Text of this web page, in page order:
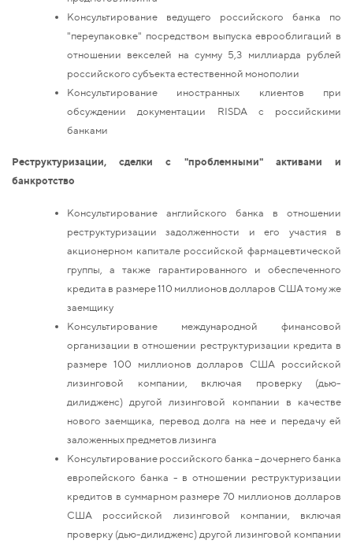
Консультирование ведущего российского банка по
"переупаковке" посредством выпуска еврооблигаций в
отношении векселей на сумму 5,3 миллиарда рублей
российского субъекта естественной монополии
Консультирование иностранных клиентов при
обсуждении документации RISDA с российскими
банками
Реструктуризации, сделки с "проблемными" активами и
банкротство
Консультирование английского банка в отношении
реструктуризации задолженности и его участия в
акционерном капитале российской фармацевтической
группы, а также гарантированного и обеспеченного
кредита в размере 110 миллионов долларов США тому же
заемщику
Консультирование международной финансовой
организации в отношении реструктуризации кредита в
размере 100 миллионов долларов США российской
лизинговой компании, включая проверку (дью-
дилидженс) другой лизинговой компании в качестве
нового заемщика, перевод долга на нее и передачу ей
заложенных предметов лизинга
Консультирование российского банка – дочернего банка
европейского банка - в отношении реструктуризации
кредитов в суммарном размере 70 миллионов долларов
США российской лизинговой компании, включая
проверку (дью-дилидженс) другой лизинговой компании